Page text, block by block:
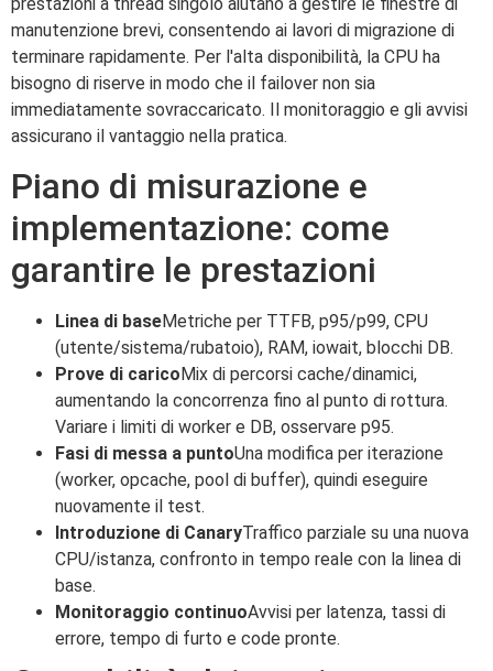
manutenzione brevi, consentendo ai lavori di migrazione di
terminare rapidamente. Per l'alta disponibilità, la CPU ha
bisogno di riserve in modo che il failover non sia
immediatamente sovraccaricato. Il monitoraggio e gli avvisi
assicurano il vantaggio nella pratica.
Piano di misurazione e
implementazione: come
garantire le prestazioni
Linea di baseMetriche per TTFB, p95/p99, CPU
(utente/sistema/rubatoio), RAM, iowait, blocchi DB.
Prove di carico Mix di percorsi cache/dinamici,
aumentando la concorrenza fino al punto di rottura.
Variare i limiti di worker e DB, osservare p95.
Fasi di messa a puntoUna modifica per iterazione
(worker, opcache, pool di buffer), quindi eseguire
nuovamente il test.
Introduzione di CanaryTraffico parziale su una nuova
CPU/istanza, confronto in tempo reale con la linea di
base.
Monitoraggio continuoAvvisi per latenza, tassi di
errore, tempo di furto e code pronte.